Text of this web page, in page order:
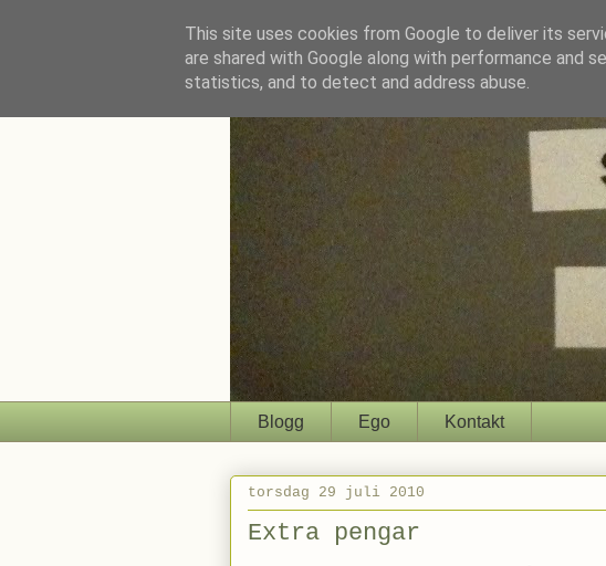
Blogg Ego Kontakt
torsdag 29 juli 2010
Extra pengar
This site uses cookies from Google to deliver its
are shared with Google along with performance and
statistics, and to detect and address abuse.